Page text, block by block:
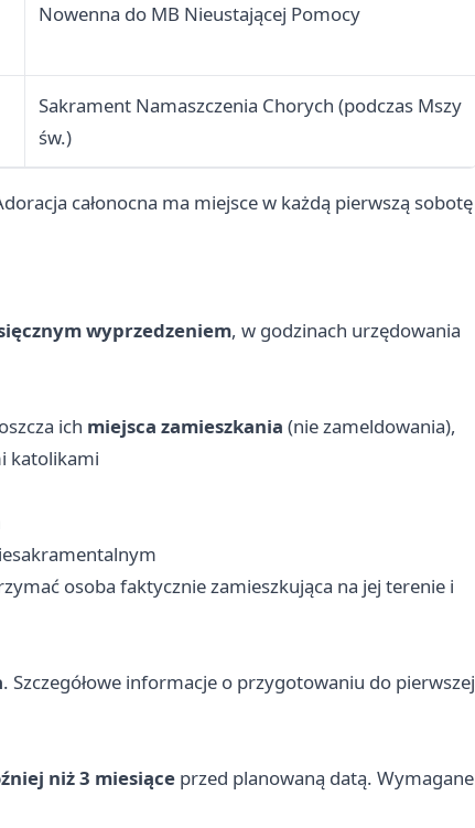
Nowenna do MB Nieustającej Pomocy
Sakrament Namaszczenia Chorych (podczas Mszy
św.)
całonocna ma miejsce w każdą pierwszą sobotę
wyprzedzeniem, w godzinach urzędowania
ich miejsca zamieszkania (nie zameldowania),
katolikami
osoba faktycznie zamieszkująca na jej terenie i
. Szczegółowe informacje o przygotowaniu do pierwszej
niż 3 miesiące przed planowaną datą. Wymagane